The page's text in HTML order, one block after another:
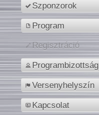
Szponzorok
Program
Regisztráció
Programbizottság
Versenyhelyszín
Kapcsolat